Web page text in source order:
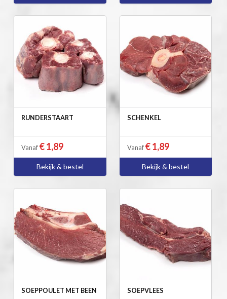
RUNDERSTAART
Vanaf € 1,89
Bekijk & bestel
SCHENKEL
Vanaf € 1,89
Bekijk & bestel
SOEPPOULET MET BEEN SOEPVLEES